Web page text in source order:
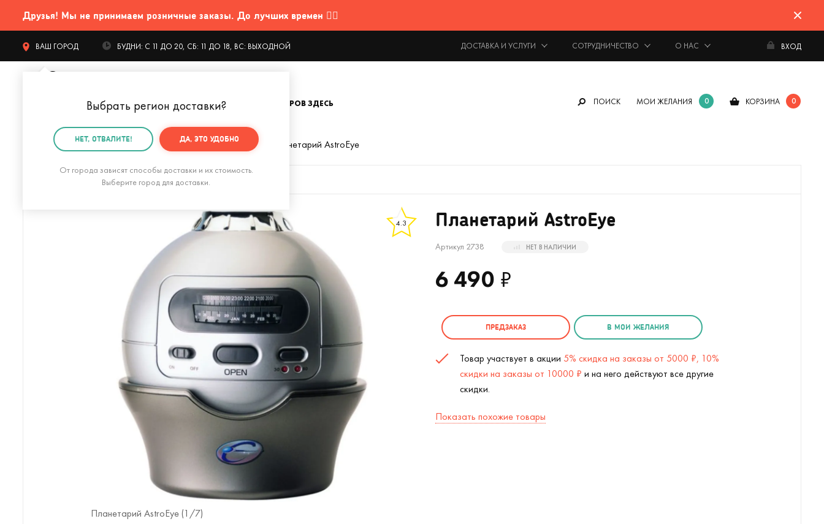
Друзья! Мы не принимаем розничные заказы. До лучших времен 🤷‍♂️
ВАШ ГОРОД
Выбрать регион доставки?
НЕТ, ОТВАЛИТЕ! ДА, ЭТО УДОБНО
От города зависят способы доставки и их стоимость.
Выберите город для доставки.
БУДНИ: С 11 ДО 20, СБ: 11 ДО 18, ВС: ВЫХОДНОЙ ДОСТАВКА И УСЛУГИ СОТРУДНИЧЕСТВО О НАС ВХОД
КАТАЛОГ ТОВАРОВ ЗДЕСЬ ПОИСК МОИ ЖЕЛАНИЯ 0 КОРЗИНА 0
Главная Интерьер Светильники Планетарии Планетарий AstroEye
4.3
Планетарий AstroEye (1 /7)
Планетарий AstroEye
Артикул 2738 НЕТ В НАЛИЧИИ
6 490 ₽
ПРЕДЗАКАЗ В МОИ ЖЕЛАНИЯ
Товар участвует в акции 5% скидка на заказы от 5000 ₽, 10%
скидки на заказы от 10000 ₽ и на него действуют все другие
скидки.
Показать похожие товары